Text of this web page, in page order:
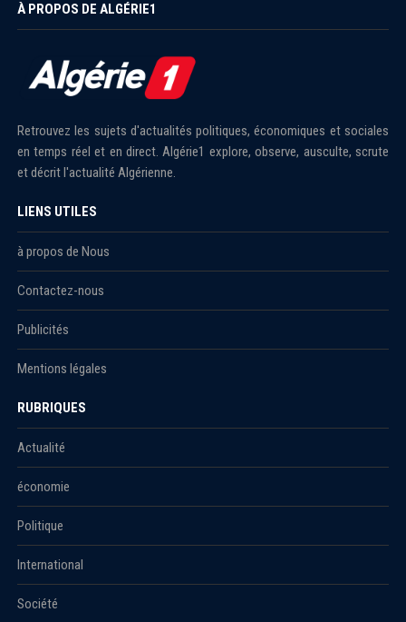
À PROPOS DE ALGÉRIE1
Retrouvez les sujets d'actualités politiques, économiques et sociales
en temps réel et en direct. Algérie1 explore, observe, ausculte, scrute
et décrit l'actualité Algérienne.
LIENS UTILES
à propos de Nous
Contactez-nous
Publicités
Mentions légales
RUBRIQUES
Actualité
économie
Politique
International
Société